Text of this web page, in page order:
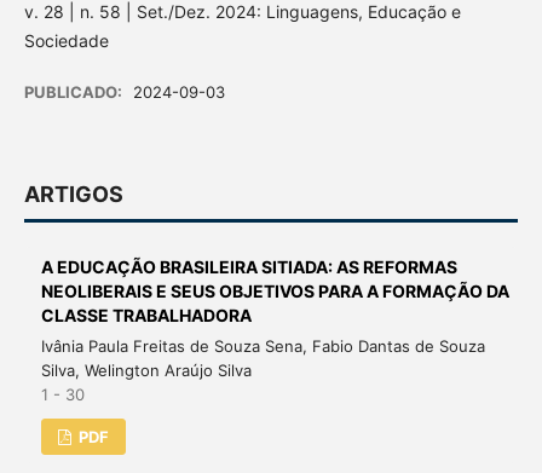
v. 28 | n. 58 | Set./Dez. 2024: Linguagens, Educação e
Sociedade
PUBLICADO: 2024-09-03
ARTIGOS
A EDUCAÇÃO BRASILEIRA SITIADA: AS REFORMAS
NEOLIBERAIS E SEUS OBJETIVOS PARA A FORMAÇÃO DA
CLASSE TRABALHADORA
Ivânia Paula Freitas de Souza Sena, Fabio Dantas de Souza
Silva, Welington Araújo Silva
1 - 30
PDF